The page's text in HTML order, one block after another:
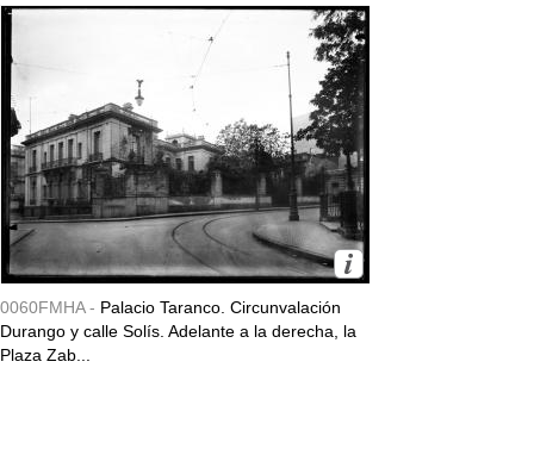
0060FMHA - Palacio Taranco. Circunvalación
Durango y calle Solís. Adelante a la derecha, la
Plaza Zab...